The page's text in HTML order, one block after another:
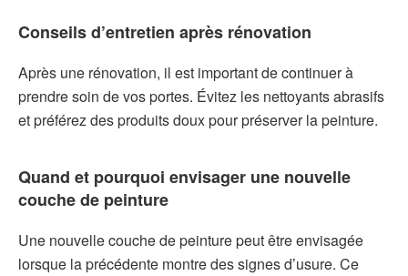
Conseils d’entretien après rénovation
Après une rénovation, il est important de continuer à
prendre soin de vos portes. Évitez les nettoyants abrasifs
et préférez des produits doux pour préserver la peinture.
Quand et pourquoi envisager une nouvelle
couche de peinture
Une nouvelle couche de peinture peut être envisagée
lorsque la précédente montre des signes d’usure. Ce